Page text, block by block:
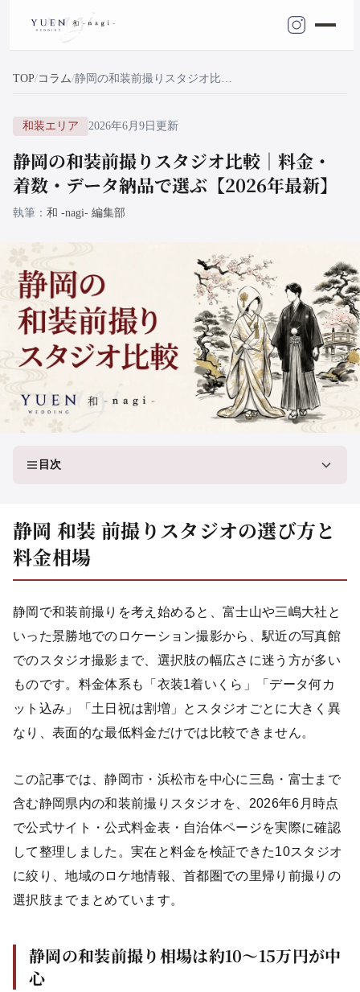
TOP コラム 静岡の和装前撮りスタジオ比較｜料金・着数・データ納品で選ぶ【2026年最新】
和装エリア 2026年6月9日更新
静岡の和装前撮りスタジオ比較｜料金・
着数・データ納品で選ぶ【2026年最新】
執筆 和 -nagi- 編集部
目次
静岡 和装 前撮りスタジオの選び方と
料金相場
静岡で和装前撮りを考え始めると、富士山や三嶋大社と
いった景勝地でのロケーション撮影から、駅近の写真館
でのスタジオ撮影まで、選択肢の幅広さに迷う方が多い
ものです。料金体系も「衣装1着いくら」「データ何カ
ット込み」「土日祝は割増」とスタジオごとに大きく異
なり、表面的な最低料金だけでは比較できません。
この記事では、静岡市・浜松市を中心に三島・富士まで
含む静岡県内の和装前撮りスタジオを、2026年6月時点
で公式サイト・公式料金表・自治体ページを実際に確認
して整理しました。実在と料金を検証できた10スタジオ
に絞り、地域のロケ地情報、首都圏での里帰り前撮りの
選択肢までまとめています。
静岡の和装前撮り相場は約10〜15万円が中
心